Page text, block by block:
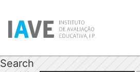
Search